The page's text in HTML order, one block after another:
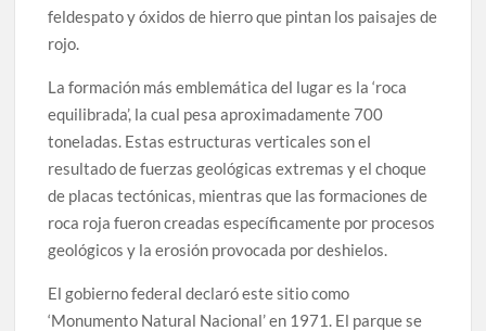
feldespato y óxidos de hierro que pintan los paisajes de
rojo.
La formación más emblemática del lugar es la ‘roca
equilibrada’, la cual pesa aproximadamente 700
toneladas. Estas estructuras verticales son el
resultado de fuerzas geológicas extremas y el choque
de placas tectónicas, mientras que las formaciones de
roca roja fueron creadas específicamente por procesos
geológicos y la erosión provocada por deshielos.
El gobierno federal declaró este sitio como
‘Monumento Natural Nacional’ en 1971. El parque se